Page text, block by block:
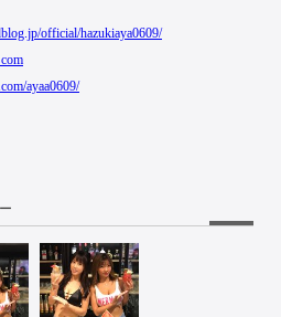
official/hazukiaya0609/
ayaa0609/